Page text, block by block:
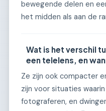
bewegende delen en
het midden als aan de
Wat is het verschil
een telelens, en
Ze zijn ook compacter
zijn voor situaties
fotograferen, en